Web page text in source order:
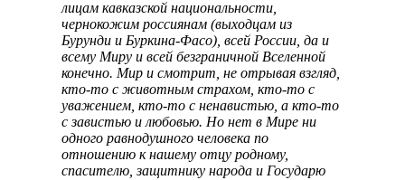
лицам кавказской национальности,
чернокожим россиянам (выходцам из
Бурунди и Буркина-Фасо), всей России, да и
всему Миру и всей безграничной Вселенной
конечно. Мир и смотрит, не отрывая взгляд,
кто-то с животным страхом, кто-то с
уважением, кто-то с ненавистью, а кто-то
с завистью и любовью. Но нет в Мире ни
одного равнодушного человека по
отношению к нашему отцу родному,
спасителю, защитнику народа и Государю